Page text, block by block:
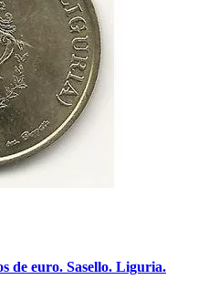
de euro. Sasello. Liguria.